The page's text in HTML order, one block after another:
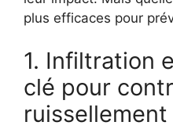
plus efficaces pour
1. Infiltration
clé pour
ruissellement